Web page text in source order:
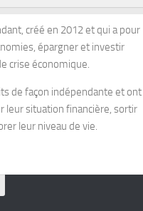
créé en 2012 et qui a pour
épargner et investir
crise économique.
de façon indépendante et ont
leur situation financière, sortir
leur niveau de vie.